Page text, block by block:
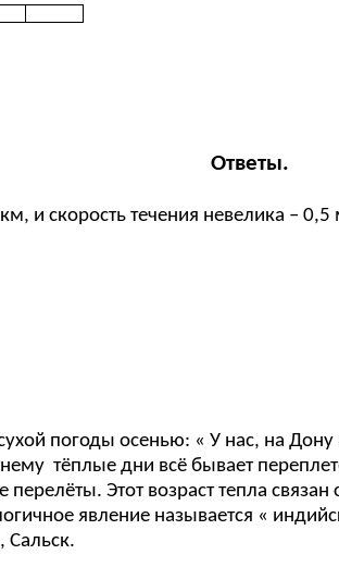
Ответы.
и скорость течения невелика –
погоды осенью: « У нас, на Дону
тёплые дни всё бывает
Этот возраст тепла
явление называется «
Сальск.